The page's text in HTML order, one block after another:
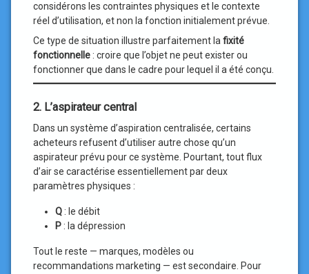
considérons les contraintes physiques et le contexte
réel d’utilisation, et non la fonction initialement prévue.
Ce type de situation illustre parfaitement la fixité
fonctionnelle : croire que l’objet ne peut exister ou
fonctionner que dans le cadre pour lequel il a été conçu.
2. L’aspirateur central
Dans un système d’aspiration centralisée, certains
acheteurs refusent d’utiliser autre chose qu’un
aspirateur prévu pour ce système. Pourtant, tout flux
d’air se caractérise essentiellement par deux
paramètres physiques :
Q : le débit
P : la dépression
Tout le reste — marques, modèles ou
recommandations marketing — est secondaire. Pour